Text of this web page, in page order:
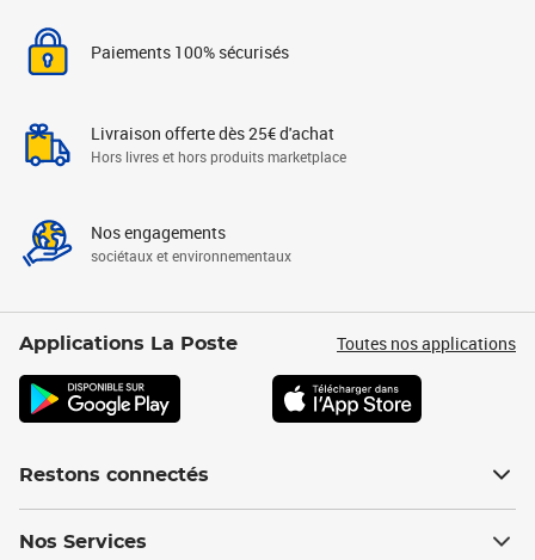
Paiements 100% sécurisés
Livraison offerte dès 25€ d'achat
Hors livres et hors produits marketplace
Nos engagements
sociétaux et environnementaux
Applications La Poste Toutes nos applications
Restons connectés
Nos Services